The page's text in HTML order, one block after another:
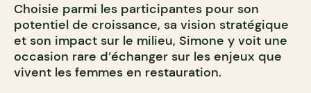
Choisie parmi les participantes pour son
potentiel de croissance, sa vision stratégique
et son impact sur le milieu, Simone y voit une
occasion rare d’échanger sur les enjeux que
vivent les femmes en restauration.